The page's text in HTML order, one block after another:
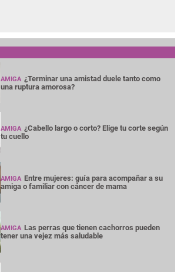
AMIGA ¿Terminar una amistad duele tanto como
una ruptura amorosa?
AMIGA ¿Cabello largo o corto? Elige tu corte según
tu cuello
AMIGA Entre mujeres: guía para acompañar a su
amiga o familiar con cáncer de mama
AMIGA Las perras que tienen cachorros pueden
tener una vejez más saludable